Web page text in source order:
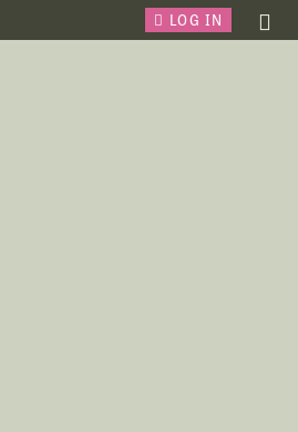
LOG IN